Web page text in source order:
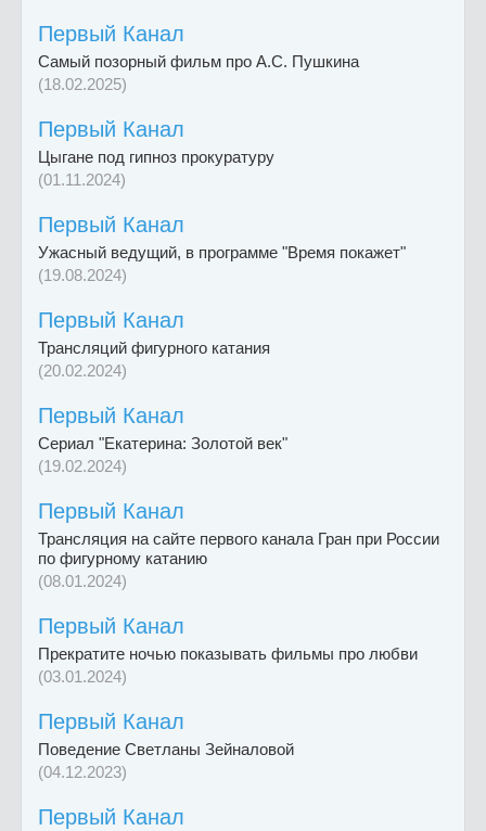
Первый Канал
Самый позорный фильм про А.С. Пушкина
(18.02.2025)
Первый Канал
Цыгане под гипноз прокуратуру
(01.11.2024)
Первый Канал
Ужасный ведущий, в программе "Время покажет"
(19.08.2024)
Первый Канал
Трансляций фигурного катания
(20.02.2024)
Первый Канал
Сериал "Екатерина: Золотой век"
(19.02.2024)
Первый Канал
Трансляция на сайте первого канала Гран при России
по фигурному катанию
(08.01.2024)
Первый Канал
Прекратите ночью показывать фильмы про любви
(03.01.2024)
Первый Канал
Поведение Светланы Зейналовой
(04.12.2023)
Первый Канал